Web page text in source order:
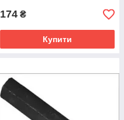
174 ₴
Купити